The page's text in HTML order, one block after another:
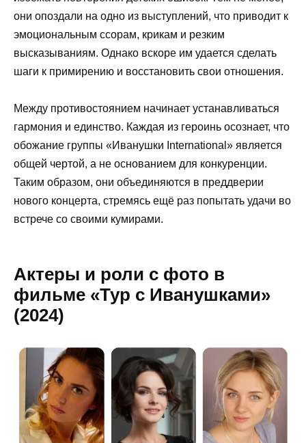
они опоздали на одно из выступлений, что приводит к
эмоциональным ссорам, крикам и резким
высказываниям. Однако вскоре им удается сделать
шаги к примирению и восстановить свои отношения.
Между противостоянием начинает устанавливаться
гармония и единство. Каждая из героинь осознает, что
обожание группы «Иванушки International» является
общей чертой, а не основанием для конкуренции.
Таким образом, они объединяются в преддверии
нового концерта, стремясь ещё раз попытать удачи во
встрече со своими кумирами.
Актеры и роли с фото в
фильме «Тур с Иванушками»
(2024)